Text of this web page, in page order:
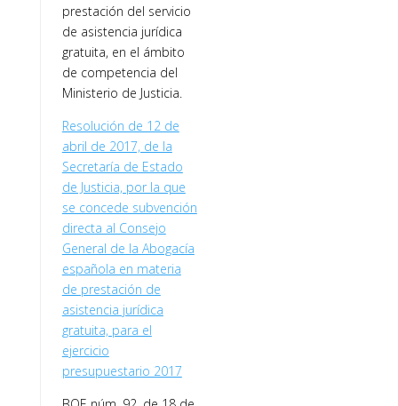
prestación del servicio
de asistencia jurídica
gratuita, en el ámbito
de competencia del
Ministerio de Justicia.
Resolución de 12 de
abril de 2017, de la
Secretaría de Estado
de Justicia, por la que
se concede subvención
directa al Consejo
General de la Abogacía
española en materia
de prestación de
asistencia jurídica
gratuita, para el
ejercicio
presupuestario 2017